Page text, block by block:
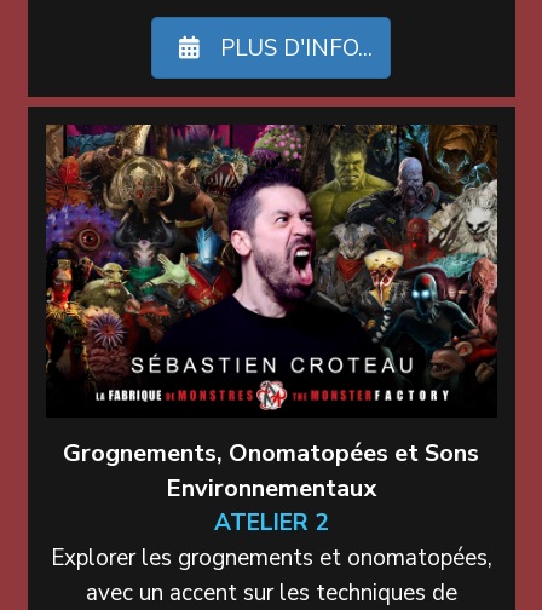
PLUS D'INFO...
Grognements, Onomatopées et Sons
Environnementaux
ATELIER 2
Explorer les grognements et onomatopées,
avec un accent sur les techniques de